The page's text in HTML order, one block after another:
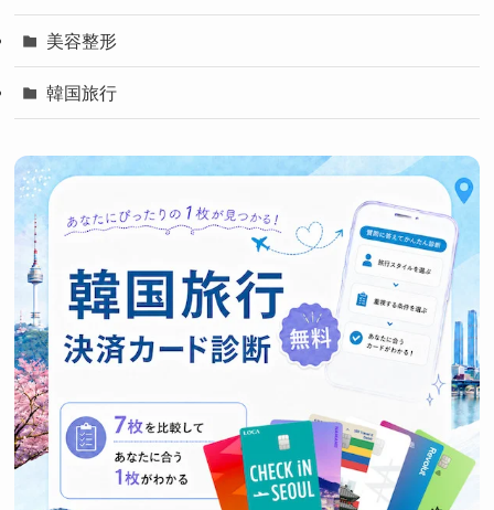
美容整形
韓国旅行